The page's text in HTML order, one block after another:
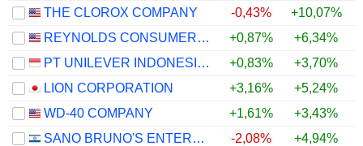
THE CLOROX COMPANY
-0,43% +10,07%
REYNOLDS CONSUMER PRODUCTS INC.
+0,87% +6,34%
PT UNILEVER INDONESIA TBK
+0,83% +3,70%
LION CORPORATION
+3,16% +5,24%
WD-40 COMPANY
+1,61% +3,43%
SANO BRUNO'S ENTERPRISES LTD
-2,08% +4,94%